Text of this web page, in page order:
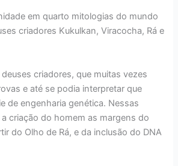
em quarto mitologias do mundo
criadores Kukulkan, Viracocha, Rá e
criadores, que muitas vezes
e até se podia interpretar que
de engenharia genética. Nessas
criação do homem as margens do
do Olho de Rá, e da inclusão do DNA